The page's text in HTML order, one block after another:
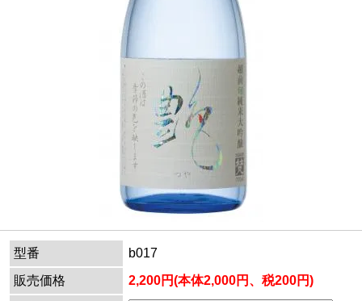
型番
b017
販売価格
2,200円(本体2,000円、税200円)